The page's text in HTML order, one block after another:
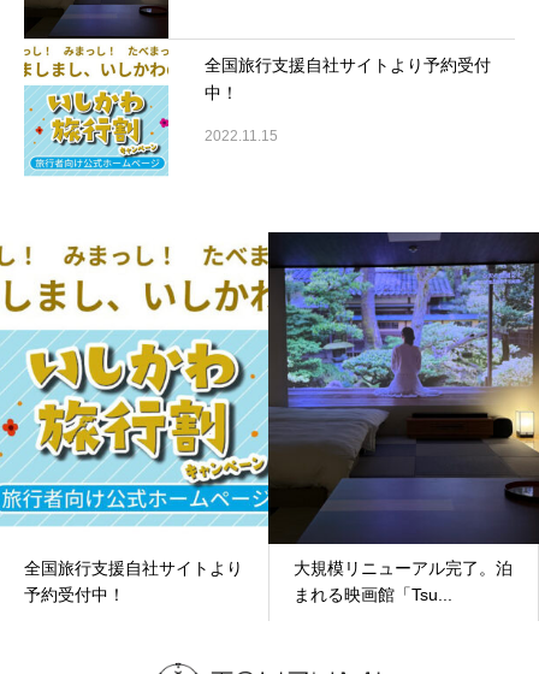
全国旅行支援自社サイトより予約受付
中！
2022.11.15
全国旅行支援自社サイトより
予約受付中！
大規模リニューアル完了。泊
まれる映画館「Tsu...